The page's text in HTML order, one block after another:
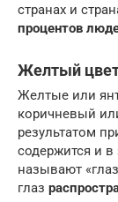
странах и
процентов
Желтый цвет
Желтые или
коричневый
результатом
содержится и
называют
глаз